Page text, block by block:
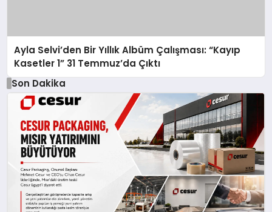
Ayla Selvi’den Bir Yıllık Albüm Çalışması: “Kayıp
Kasetler 1” 31 Temmuz’da Çıktı
Son Dakika